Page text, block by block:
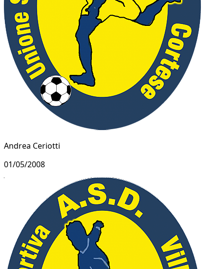
Andrea Ceriotti
01/05/2008